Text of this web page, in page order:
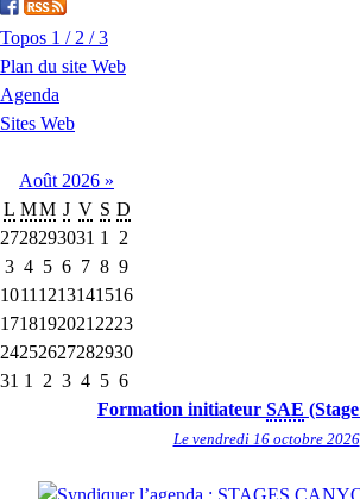
Topos 1 / 2 / 3
Plan du site Web
Agenda
Sites Web
Août 2026 »
L MM J V S D
2728293031 1
2
3 4 5 6 7 8 9
1011 1213141516
1718192021 2223
24252627282930
31 1 2 3 4 5 6
Formation initiateur SAE
Le vendredi 16 octobre 2026